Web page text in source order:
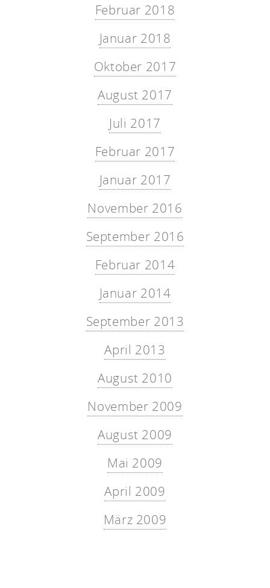
Februar 2018
Januar 2018
Oktober 2017
August 2017
Juli 2017
Februar 2017
Januar 2017
November 2016
September 2016
Februar 2014
Januar 2014
September 2013
April 2013
August 2010
November 2009
August 2009
Mai 2009
April 2009
März 2009